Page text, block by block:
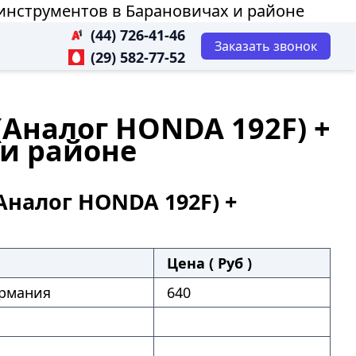
в Барановичах и районе
(44) 726-41-46
(29) 582-77-52
Заказать звонок
HONDA 192F) +
районе
HONDA 192F) +
Цена ( Руб )
640